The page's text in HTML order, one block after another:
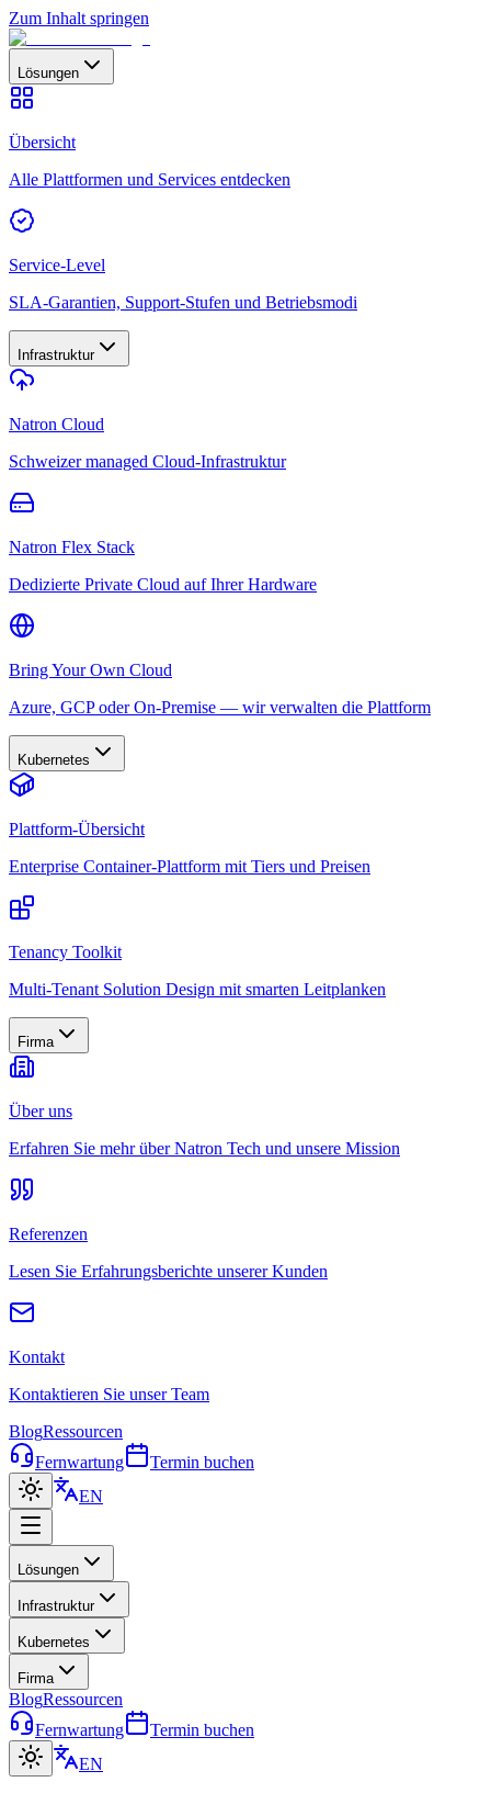
Zum Inhalt springen
Lösungen
Übersicht
Alle Plattformen und Services entdecken
Service-Level
SLA-Garantien, Support-Stufen und Betriebsmodi
Infrastruktur
Natron Cloud
Schweizer managed Cloud-Infrastruktur
Natron Flex Stack
Dedizierte Private Cloud auf Ihrer Hardware
Bring Your Own Cloud
Azure, GCP oder On-Premise — wir verwalten die Plattform
Kubernetes
Plattform-Übersicht
Enterprise Container-Plattform mit Tiers und Preisen
Tenancy Toolkit
Multi-Tenant Solution Design mit smarten Leitplanken
Firma
Über uns
Erfahren Sie mehr über Natron Tech und unsere Mission
Referenzen
Lesen Sie Erfahrungsberichte unserer Kunden
Kontakt
Kontaktieren Sie unser Team
BlogRessourcen
Fernwartung
Termin buchen
EN
Lösungen
Infrastruktur
Kubernetes
Firma
BlogRessourcen
Fernwartung
Termin buchen
EN